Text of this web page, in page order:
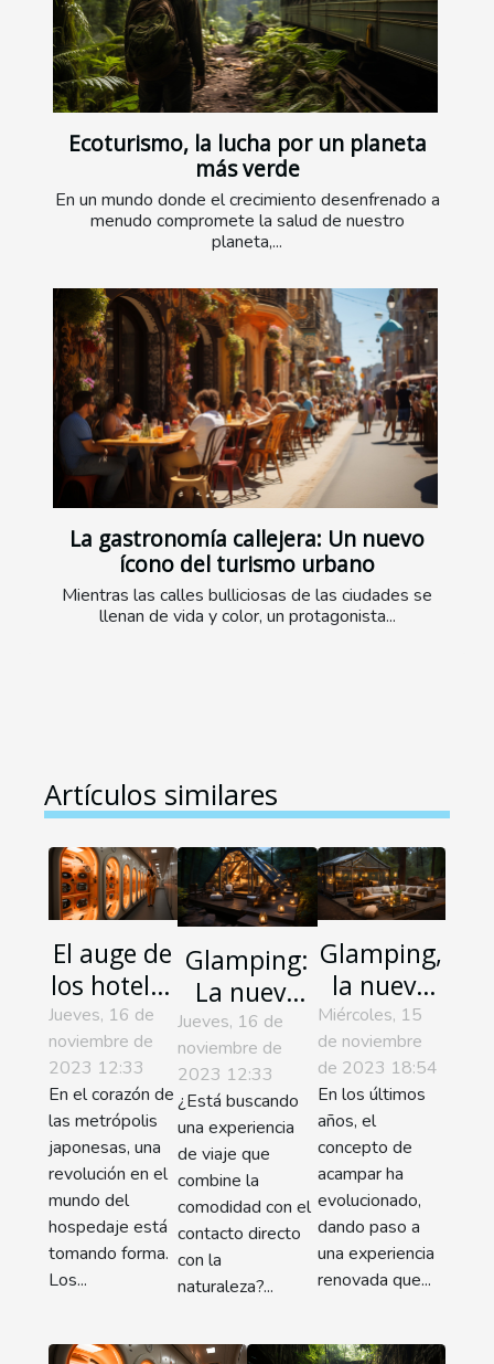
Ecoturismo, la lucha por un planeta
más verde
En un mundo donde el crecimiento desenfrenado a
menudo compromete la salud de nuestro
planeta,...
La gastronomía callejera: Un nuevo
ícono del turismo urbano
Mientras las calles bulliciosas de las ciudades se
llenan de vida y color, un protagonista...
Artículos similares
El auge de
los hoteles
cápsula en
Japón
Jueves, 16 de
noviembre de
2023 12:33
En el corazón de
las metrópolis
japonesas, una
revolución en el
mundo del
hospedaje está
tomando forma.
Los...
Glamping:
La nueva
tendencia
en
alojamiento
turístico
Jueves, 16 de
noviembre de
2023 12:33
¿Está buscando
una experiencia
de viaje que
combine la
comodidad con el
contacto directo
con la
naturaleza?...
Glamping,
la nueva
forma de
acampar
con estilo
Miércoles, 15
de noviembre
de 2023 18:54
En los últimos
años, el
concepto de
acampar ha
evolucionado,
dando paso a
una experiencia
renovada que...